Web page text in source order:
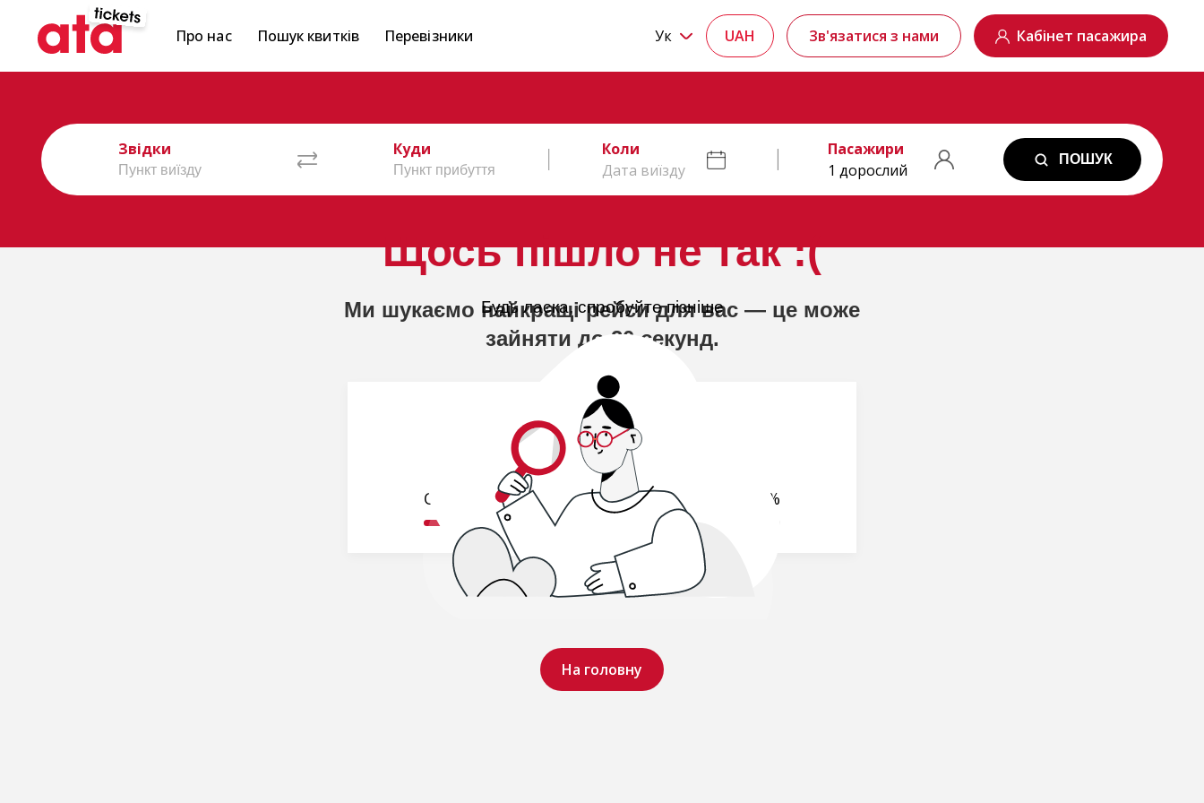
Щось пішло не так :(
Будь ласка, спробуйте пізніше
На головну
Про нас Пошук квитків Перевізники Ук UAH Зв'язатися з нами Кабінет пасажира
Звідки Куди
Коли
Дата виїзду
Пасажири
1 дорослий
ПОШУК
Ми шукаємо найкращі рейси для вас — це може
зайняти до 20 секунд.
Обробляємо ваш запит.. 19%